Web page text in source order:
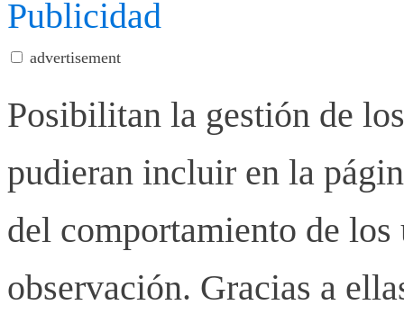
Publicidad
advertisement
Posibilitan la gestión de
pudieran incluir en la
del comportamiento de los
observación. Gracias a